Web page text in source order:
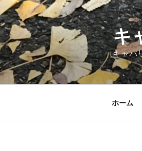
ン
テ
ン
ツ
へ
ス
キ
キャバ
ホーム